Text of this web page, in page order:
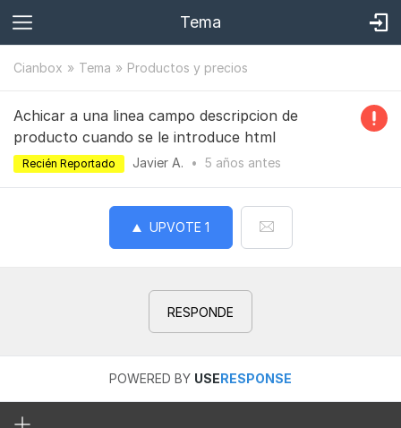
Tema
Cianbox Tema Productos y precios
Achicar a una linea campo descripcion de
producto cuando se le introduce html
Recién Reportado Javier A. • 5 años antes
UPVOTE 1
RESPONDE
POWERED BY USERESPONSE